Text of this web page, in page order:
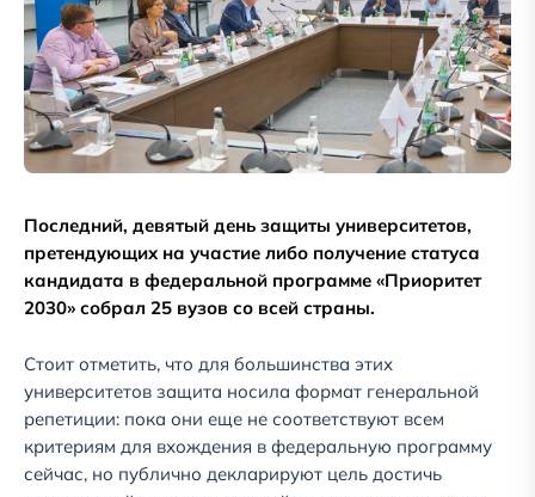
Последний, девятый день защиты университетов,
претендующих на участие либо получение статуса
кандидата в федеральной программе «Приоритет
2030» собрал 25 вузов со всей страны.
Стоит отметить, что для большинства этих
университетов защита носила формат генеральной
репетиции: пока они еще не соответствуют всем
критериям для вхождения в федеральную программу
сейчас, но публично декларируют цель достичь